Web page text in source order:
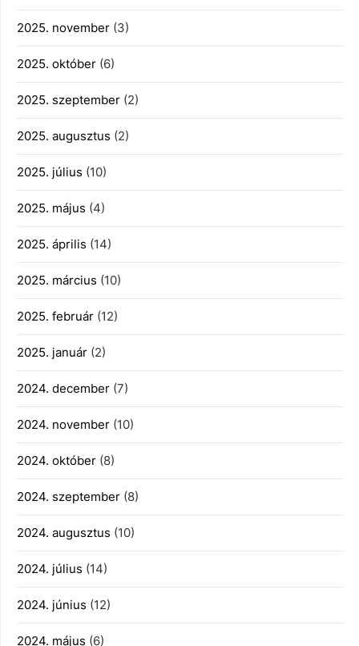
2025. november (3)
2025. október (6)
2025. szeptember (2)
2025. augusztus (2)
2025. július (10)
2025. május (4)
2025. április (14)
2025. március (10)
2025. február (12)
2025. január (2)
2024. december (7)
2024. november (10)
2024. október (8)
2024. szeptember (8)
2024. augusztus (10)
2024. július (14)
2024. június (12)
2024. május (6)